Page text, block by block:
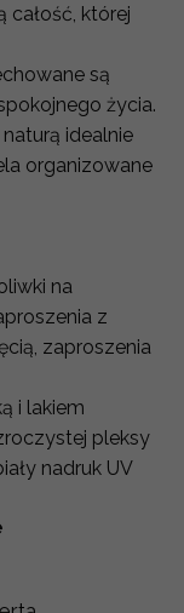
całość, której
są
życia.
idealnie
organizowane
na
z
zaproszenia
i lakiem
pleksy
nadruk UV